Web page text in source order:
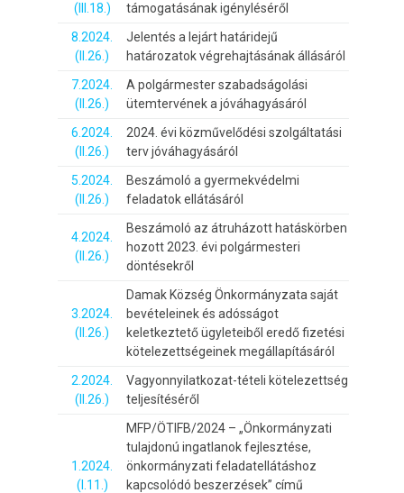
(III.18.)
támogatásának igényléséről
8.2024.
(II.26.)
Jelentés a lejárt határidejű
határozatok végrehajtásának állásáról
7.2024.
(II.26.)
A polgármester szabadságolási
ütemtervének a jóváhagyásáról
6.2024.
(II.26.)
2024. évi közművelődési szolgáltatási
terv jóváhagyásáról
5.2024.
(II.26.)
Beszámoló a gyermekvédelmi
feladatok ellátásáról
4.2024.
(II.26.)
Beszámoló az átruházott hatáskörben
hozott 2023. évi polgármesteri
döntésekről
3.2024.
(II.26.)
Damak Község Önkormányzata saját
bevételeinek és adósságot
keletkeztető ügyleteiből eredő fizetési
kötelezettségeinek megállapításáról
2.2024.
(II.26.)
Vagyonnyilatkozat-tételi kötelezettség
teljesítéséről
1.2024.
(I.11.)
MFP/ÖTIFB/2024 – „Önkormányzati
tulajdonú ingatlanok fejlesztése,
önkormányzati feladatellátáshoz
kapcsolódó beszerzések” című